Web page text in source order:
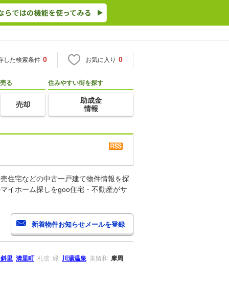
した検索条件 0 お気に入り 0
売る
売却
住みやすい街を探す
助成金
情報
住宅などの中古一戸建て物件情報を探
イホーム探しをgoo住宅・不動産がサ
里 清里町 札弦 緑 川湯温泉 美留和 摩周